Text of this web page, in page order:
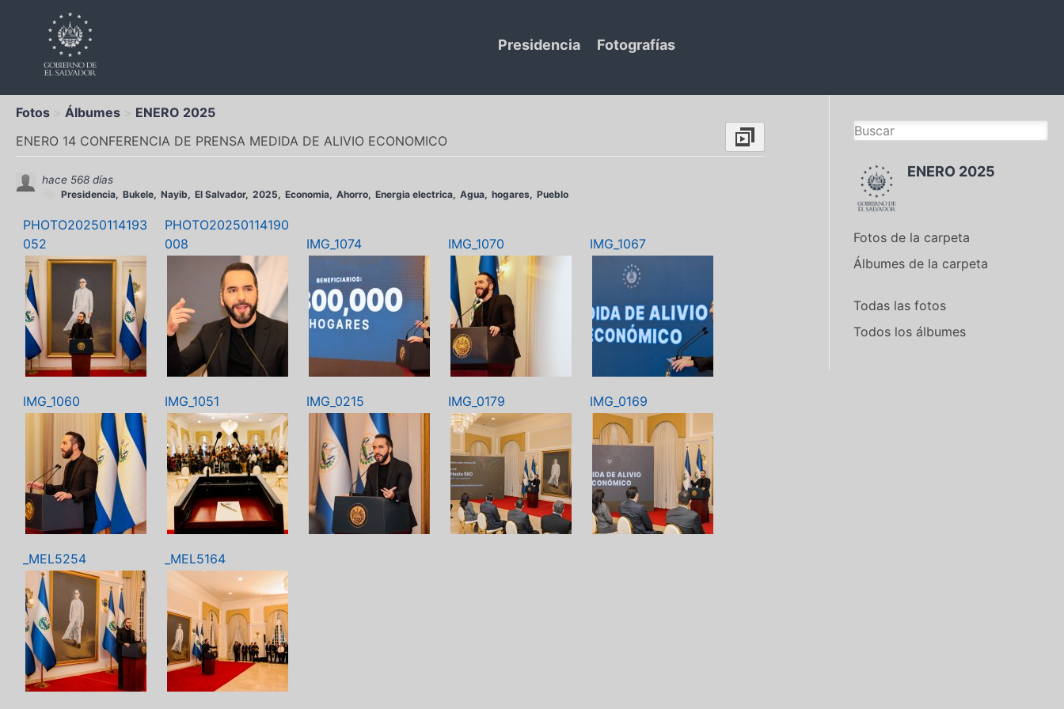
Presidencia Fotografías
Fotos Álbumes
ENERO 2025
ENERO 14 CONFERENCIA DE PRENSA MEDIDA DE ALIVIO ECONOMICO
hace 568 días
Presidencia Bukele Nayib El Salvador 2025 Economia Ahorro Energia electrica Agua hogares Pueblo
PHOTO20250114193
052
PHOTO20250114190
008
IMG_1074 IMG_1070 IMG_1067
IMG_1060 IMG_1051 IMG_0215 IMG_0179 IMG_0169
_MEL5254 _MEL5164
ENERO 2025
Fotos de la carpeta
Álbumes de la carpeta
Todas las fotos
Todos los álbumes